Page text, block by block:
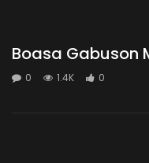
Boasa Gabuson
0 1.4K 0